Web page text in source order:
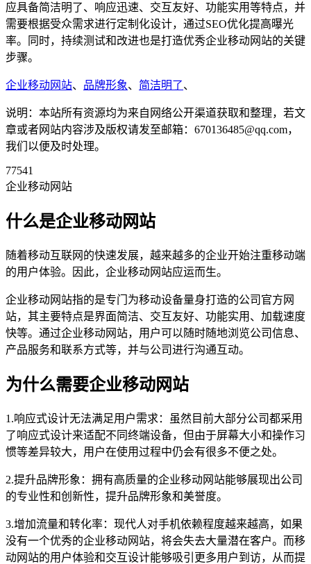
应具备简洁明了、响应迅速、交互友好、功能实用等特点，并
需要根据受众需求进行定制化设计，通过SEO优化提高曝光
率。同时，持续测试和改进也是打造优秀企业移动网站的关键
步骤。
企业移动网站、 品牌形象、 简洁明了、
说明：本站所有资源均为来自网络公开渠道获取和整理，若文
章或者网站内容涉及版权请发至邮箱：670136485@qq.com，
我们以便及时处理。
77541
企业移动网站
什么是企业移动网站
随着移动互联网的快速发展，越来越多的企业开始注重移动端
的用户体验。因此，企业移动网站应运而生。
企业移动网站指的是专门为移动设备量身打造的公司官方网
站，其主要特点是界面简洁、交互友好、功能实用、加载速度
快等。通过企业移动网站，用户可以随时随地浏览公司信息、
产品服务和联系方式等，并与公司进行沟通互动。
为什么需要企业移动网站
1.响应式设计无法满足用户需求：虽然目前大部分公司都采用
了响应式设计来适配不同终端设备，但由于屏幕大小和操作习
惯等差异较大，用户在使用过程中仍会有很多不便之处。
2.提升品牌形象：拥有高质量的企业移动网站能够展现出公司
的专业性和创新性，提升品牌形象和美誉度。
3.增加流量和转化率：现代人对手机依赖程度越来越高，如果
没有一个优秀的企业移动网站，将会失去大量潜在客户。而移
动网站的用户体验和交互设计能够吸引更多用户到访，从而提